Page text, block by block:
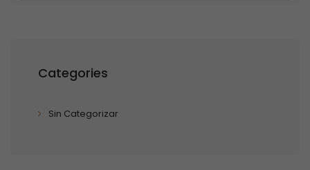
Categories
Sin Categorizar